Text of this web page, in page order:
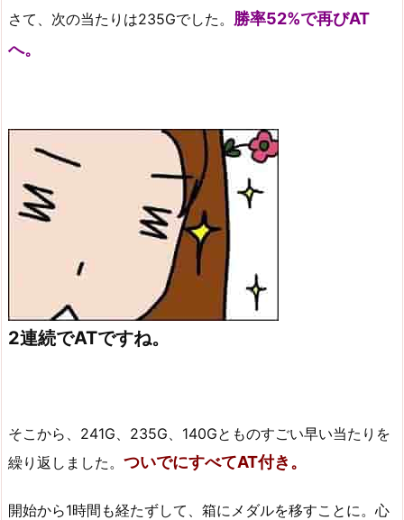
さて、次の当たりは235Gでした。 勝率52%で再びAT
へ。
2連続でATですね。
そこから、241G、235G、140Gとものすごい早い当たりを
繰り返しました。 ついでにすべてAT付き。
開始から1時間も経たずして、箱にメダルを移すことに。心